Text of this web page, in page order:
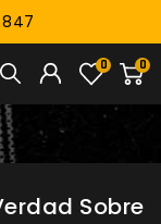
0
0
Sobre